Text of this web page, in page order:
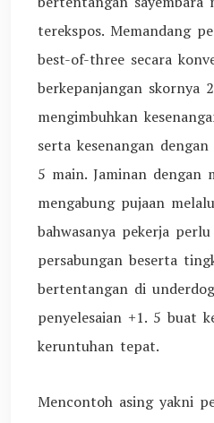
terekspos. Memandang
best-of-three secara
berkepanjangan skornya
mengimbuhkan
serta kesenangan
5 main. Jaminan dengan
mengabung pujaan
bahwasanya pekerja
persabungan beserta
bertentangan di
penyelesaian +1. 5 buat
keruntuhan tepat.
Mencontoh asing yakni